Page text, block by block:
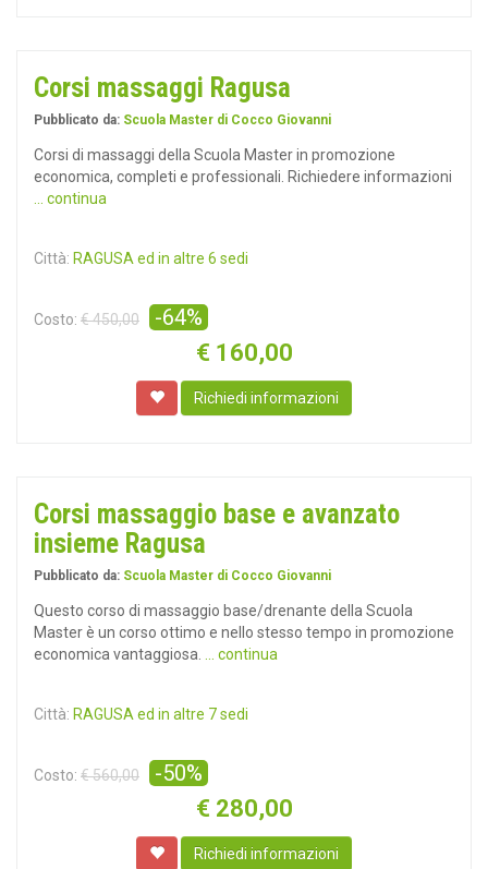
Corsi massaggi Ragusa
Pubblicato da: Scuola Master di Cocco Giovanni
Corsi di massaggi della Scuola Master in promozione
economica, completi e professionali. Richiedere informazioni
... continua
Città: RAGUSA ed in altre 6 sedi
Costo: € 450,00 -64%
€ 160,00
Richiedi informazioni
Corsi massaggio base e avanzato
insieme Ragusa
Pubblicato da: Scuola Master di Cocco Giovanni
Questo corso di massaggio base/drenante della Scuola
Master è un corso ottimo e nello stesso tempo in promozione
economica vantaggiosa.
... continua
Città: RAGUSA ed in altre 7 sedi
Costo: € 560,00 -50%
€ 280,00
Richiedi informazioni